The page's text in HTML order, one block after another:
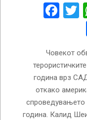
Човекот
година врз
откако
спроведувањето
година. Калид